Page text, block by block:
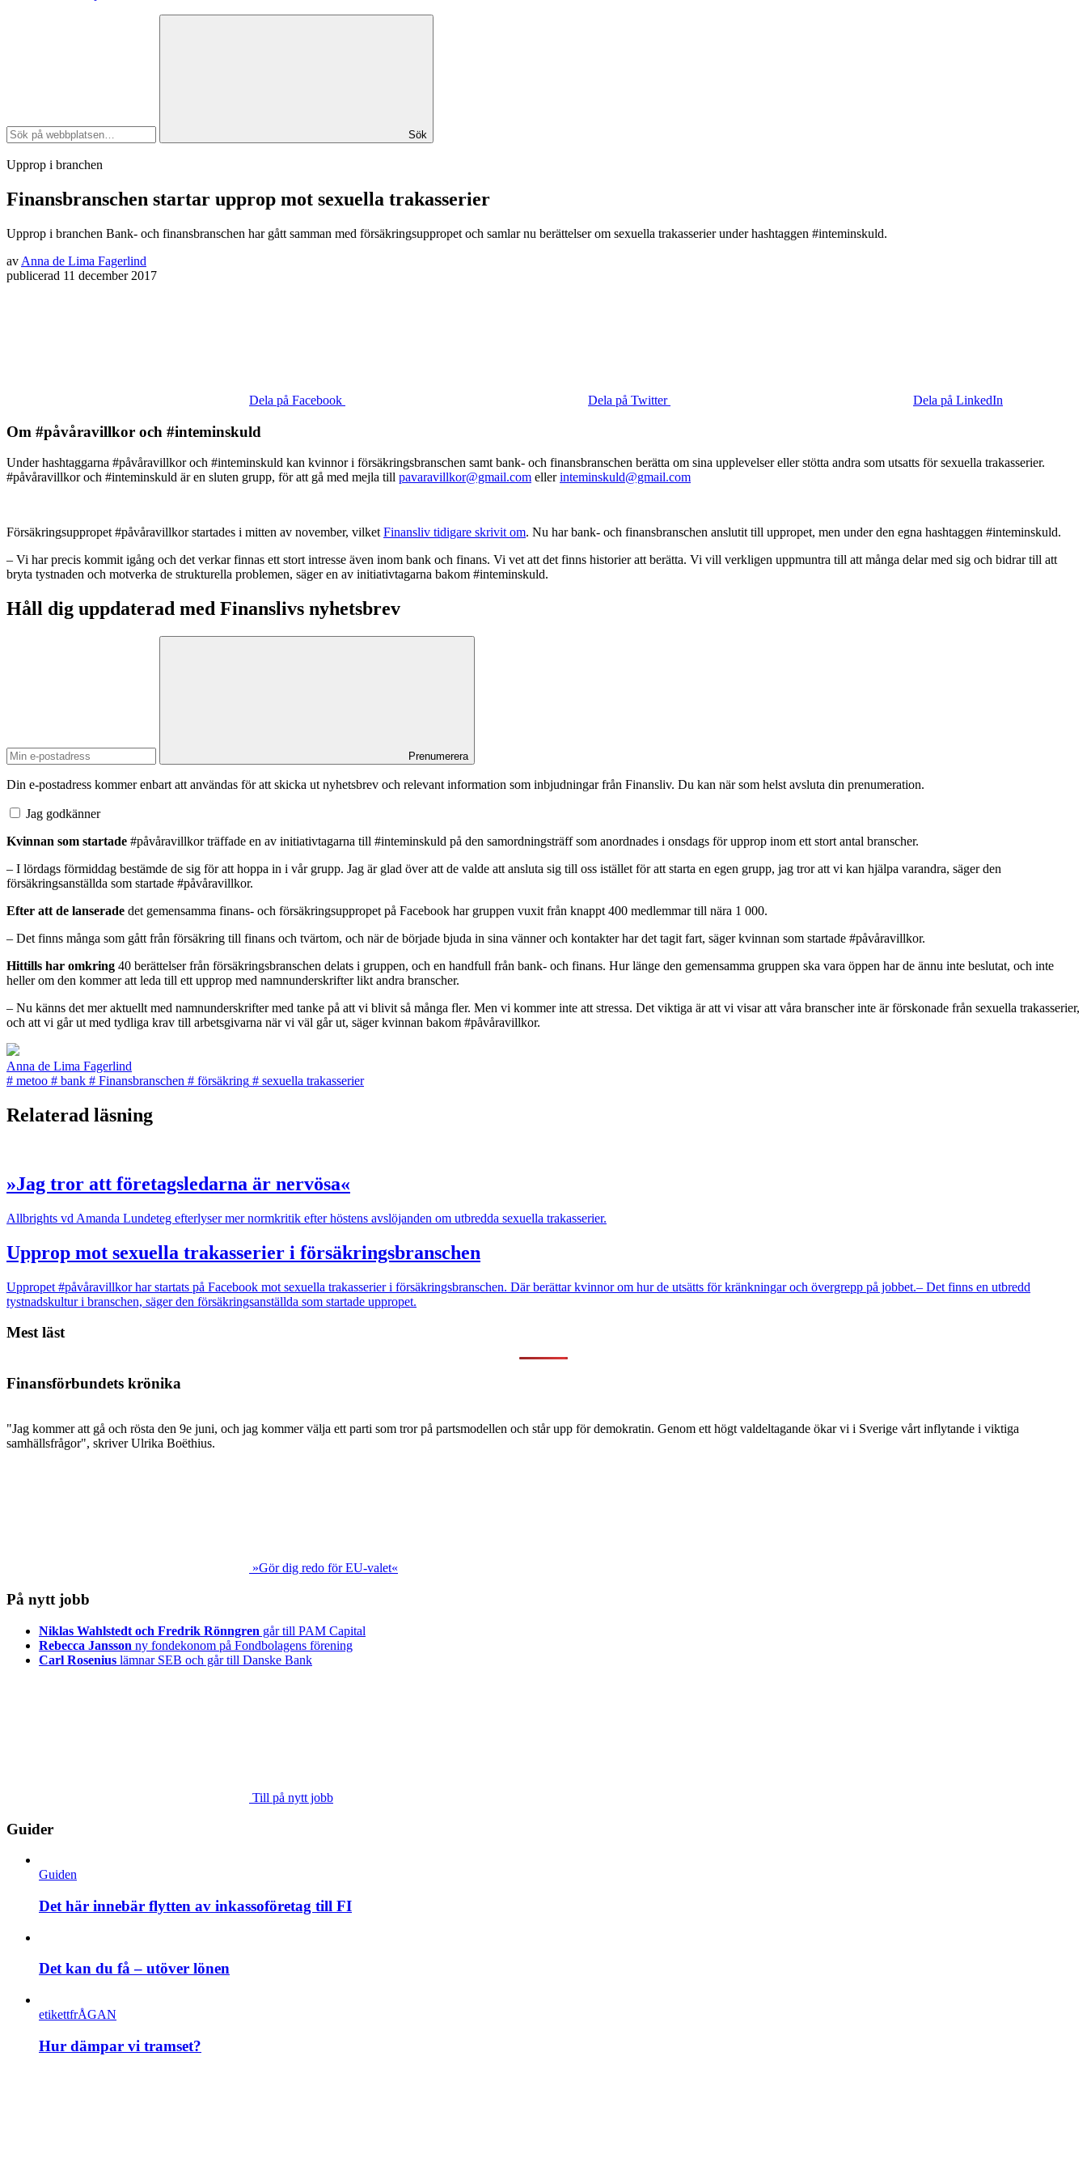
Sök
Upprop i branchen
Finansbranschen startar upprop mot sexuella trakasserier
Upprop i branchen Bank- och finansbranschen har gått samman med försäkringsuppropet och samlar nu berättelser om sexuella trakasserier under hashtaggen #inteminskuld.
av Anna de Lima Fagerlind
publicerad 11 december 2017
Dela på Facebook Dela på Twitter Dela på LinkedIn
Om #påvåravillkor och #inteminskuld
Under hashtaggarna #påvåravillkor och #inteminskuld kan kvinnor i försäkringsbranschen samt bank- och finansbranschen berätta om sina upplevelser eller stötta andra som utsatts för sexuella trakasserier.
#påvåravillkor och #inteminskuld är en sluten grupp, för att gå med mejla till pavaravillkor@gmail.com ellerinteminskuld@gmail.com
Försäkringsuppropet #påvåravillkor startades i mitten av november, vilket Finansliv tidigare skrivit om. Nu har bank- och finansbranschen anslutit till uppropet, men under den egna hashtaggen #inteminskuld.
– Vi har precis kommit igång och det verkar finnas ett stort intresse även inom bank och finans. Vi vet att det finns historier att berätta. Vi vill verkligen uppmuntra till att många delar med sig och bidrar till att
bryta tystnaden och motverka de strukturella problemen, säger en av initiativtagarna bakom #inteminskuld.
Håll dig uppdaterad med Finanslivs nyhetsbrev
Prenumerera
Din e-postadress kommer enbart att användas för att skicka ut nyhetsbrev och relevant information som inbjudningar från Finansliv. Du kan när som helst avsluta din prenumeration.
Jag godkänner
Kvinnan som startade #påvåravillkor träffade en av initiativtagarna till #inteminskuld på den samordningsträff som anordnades i onsdags för upprop inom ett stort antal branscher.
– I lördags förmiddag bestämde de sig för att hoppa in i vår grupp. Jag är glad över att de valde att ansluta sig till oss istället för att starta en egen grupp, jag tror att vi kan hjälpa varandra, säger den
försäkringsanställda som startade #påvåravillkor.
Efter att de lanserade det gemensamma finans- och försäkringsuppropet på Facebook har gruppen vuxit från knappt 400 medlemmar till nära 1 000.
– Det finns många som gått från försäkring till finans och tvärtom, och när de började bjuda in sina vänner och kontakter har det tagit fart, säger kvinnan som startade #påvåravillkor.
Hittills har omkring 40 berättelser från försäkringsbranschen delats i gruppen, och en handfull från bank- och finans. Hur länge den gemensamma gruppen ska vara öppen har de ännu inte beslutat, och inte
heller om den kommer att leda till ett upprop med namnunderskrifter likt andra branscher.
– Nu känns det mer aktuellt med namnunderskrifter med tanke på att vi blivit så många fler. Men vi kommer inte att stressa. Det viktiga är att vi visar att våra branscher inte är förskonade från sexuella trakasserier,
och att vi går ut med tydliga krav till arbetsgivarna när vi väl går ut, säger kvinnan bakom #påvåravillkor.
Anna de Lima Fagerlind
# metoo # bank # Finansbranschen # försäkring # sexuella trakasserier
Relaterad läsning
»Jag tror att företagsledarna är nervösa«
Allbrights vd Amanda Lundeteg efterlyser mer normkritik efter höstens avslöjanden om utbredda sexuella trakasserier.
Upprop mot sexuella trakasserier i försäkringsbranschen
Uppropet #påvåravillkor har startats på Facebook mot sexuella trakasserier i försäkringsbranschen. Där berättar kvinnor om hur de utsätts för kränkningar och övergrepp på jobbet.– Det finns en utbredd
tystnadskultur i branschen, säger den försäkringsanställda som startade uppropet.
Mest läst
Finansförbundets krönika
"Jag kommer att gå och rösta den 9e juni, och jag kommer välja ett parti som tror på partsmodellen och står upp för demokratin. Genom ett högt valdeltagande ökar vi i Sverige vårt inflytande i viktiga
samhällsfrågor", skriver Ulrika Boëthius.
»Gör dig redo för EU-valet«
På nytt jobb
Niklas Wahlstedt och Fredrik Rönngren går till PAM Capital
Rebecca Jansson ny fondekonom på Fondbolagens förening
Carl Rosenius lämnar SEB och går till Danske Bank
Till på nytt jobb
Guider
Guiden
Det här innebär flytten av inkassoföretag till FI
Det kan du få – utöver lönen
etikettfrÅGAN
Hur dämpar vi tramset?